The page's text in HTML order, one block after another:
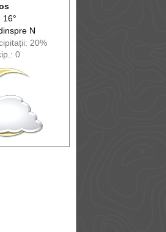
16°
spreN
itații: 20%
0